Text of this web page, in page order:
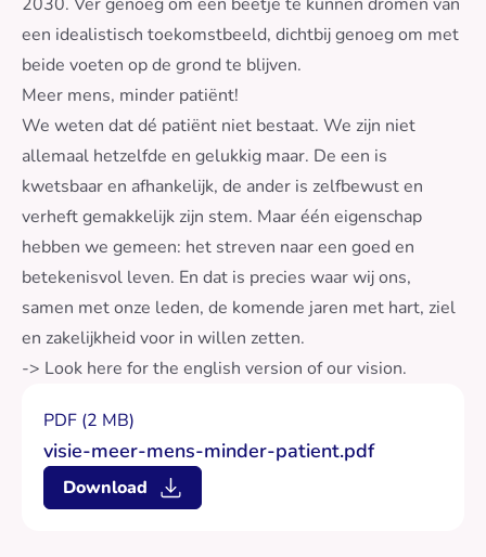
een idealistisch toekomstbeeld, dichtbij genoeg om met
beide voeten op de grond te blijven.
Meer mens, minder patiënt!
We weten dat dé patiënt niet bestaat. We zijn niet
allemaal hetzelfde en gelukkig maar. De een is
kwetsbaar en afhankelijk, de ander is zelfbewust en
verheft gemakkelijk zijn stem. Maar één eigenschap
hebben we gemeen: het streven naar een goed en
betekenisvol leven. En dat is precies waar wij ons,
samen met onze leden, de komende jaren met hart, ziel
en zakelijkheid voor in willen zetten.
-> Look here forthe english version of our vision.
PDF (2 MB)
visie-meer-mens-minder-patient.pdf
Download